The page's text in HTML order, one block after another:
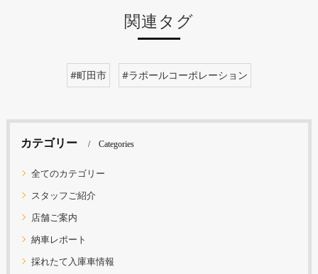
関連タグ
#町田市 #ラポールコーポレーション
カテゴリー Categories
全てのカテゴリー
スタッフご紹介
店舗ご案内
納車レポート
採れたて入庫車情報